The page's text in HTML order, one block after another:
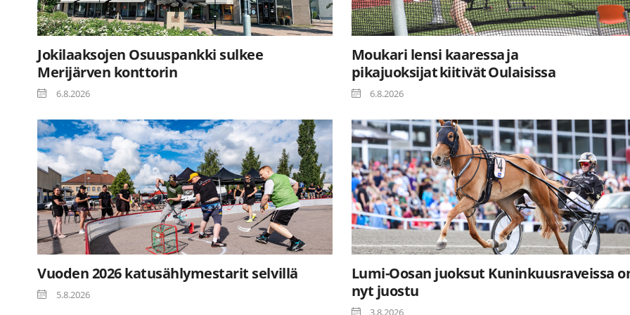
Jokilaaksojen Osuuspankki sulkee
Merijärven konttorin
6.8.2026
Moukari lensi kaaressa ja
pikajuoksijat kiitivät Oulaisissa
6.8.2026
Vuoden 2026 katusählymestarit selvillä
5.8.2026
Lumi-Oosan juoksut Kuninkuusraveissa
nyt juostu
3.8.2026